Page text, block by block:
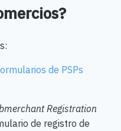
de PSPs
Registration
de registro de